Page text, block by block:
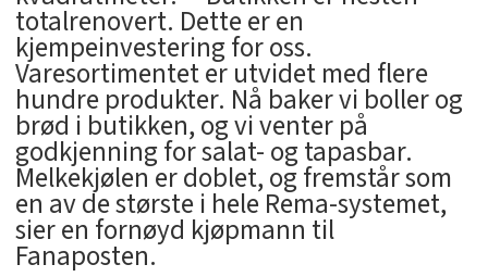
totalrenovert. Dette er en
kjempeinvestering for oss.
Varesortimentet er utvidet med flere
hundre produkter. Nå baker vi boller og
brød i butikken, og vi venter på
godkjenning for salat- og tapasbar.
Melkekjølen er doblet, og fremstår som
en av de største i hele Rema-systemet,
sier en fornøyd kjøpmann til
Fanaposten.